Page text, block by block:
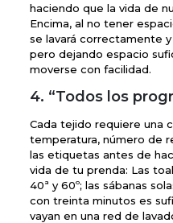
haciendo que la vida de
Encima, al no tener
se lavará correctamente y
pero dejando espacio
moverse con facilidad.
4. “Todos los
Cada tejido requiere una
temperatura, número de
las etiquetas antes de
vida de tu prenda: Las
40ª y 60º; las sábanas
con treinta minutos es
vayan en una red de